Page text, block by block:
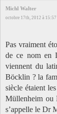
Michl Walter
octobre 17th, 2012 à
Pas vraiment
de ce nom en
viennent du
Böcklin ? la
siècle étaient
Müllenheim ou
s’appelle le Dr